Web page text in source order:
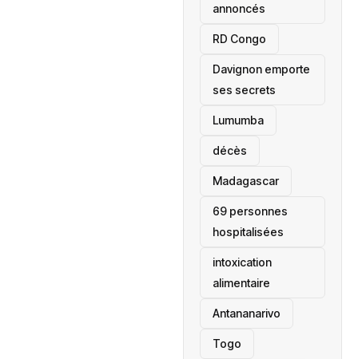
annoncés
‎RD Congo
Davignon emporte
ses secrets
Lumumba
décès
‎Madagascar
69 personnes
hospitalisées
intoxication
alimentaire
Antananarivo
‎Togo